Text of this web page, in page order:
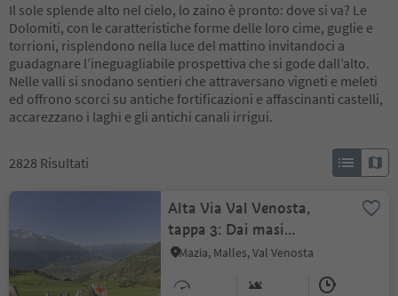
Il sole splende alto nel cielo, lo zaino è pronto: dove si va? Le
Dolomiti, con le caratteristiche forme delle loro cime, guglie e
torrioni, risplendono nella luce del mattino invitandoci a
guadagnare l’ineguagliabile prospettiva che si gode dall’alto.
Nelle valli si snodano sentieri che attraversano vigneti e meleti
ed offrono scorci su antiche fortificazioni e affascinanti castelli,
accarezzano i laghi e gli antichi canali irrigui.
2828 Risultati
Alta Via Val Venosta,
tappa 3: Dai masi
Glieshöfe a Tanas
Mazia, Malles, Val Venosta